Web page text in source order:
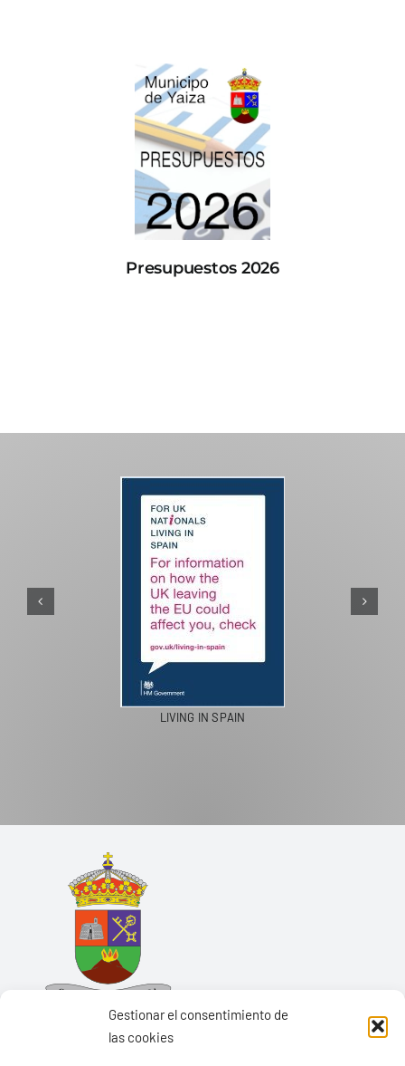
Gestionar el consentimiento de
las cookies
Presupuestos 2026
LIVING IN SPAIN